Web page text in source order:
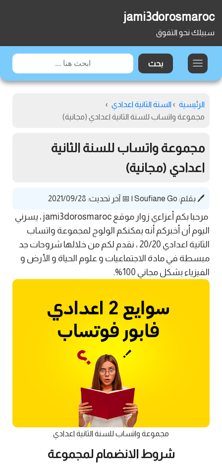
jami3dorosmaroc
سبيلك نحو التفوق
الرئيسية › السنة الثانية اعدادي ›
مجموعة واتساب للسنة الثانية اعدادي (مجانية)
مجموعة واتساب للسنة الثانية
اعدادي (مجانية)
🖊️ بقلم: Soufiane Go
| 📅 آخر تحديث: 2021/09/28
مرحبا بكم أعزاءي زوار موقع jami3dorosmaroc ، يسرني
اليوم أن أخبركم أنه يمكنكم الولوج لمجموعة واتساب
الثانية اعدادي 20/20 ، نقدم لكم من خلالها شروحات جد
مبسطة في مادة الاجتماعيات و علوم الحياة و الأرض و
الفيزياء بشكل مجاني 100%.
مجموعة واتساب للسنة الثانية اعدادي
شروط الانضمام لمجموعة